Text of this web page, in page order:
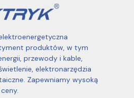
produktów, w tym
przewody i kable,
elektronarzędzia
Zapewniamy wysoką